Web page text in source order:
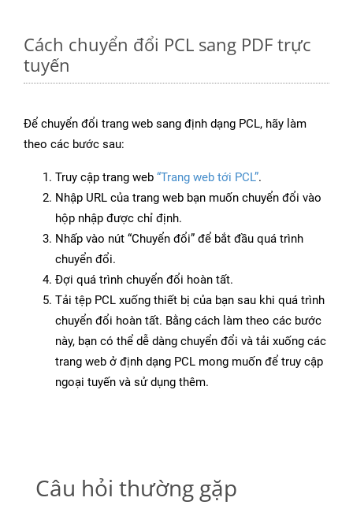
Cách chuyển đổi PCL sang PDF trực
tuyến
Để chuyển đổi trang web sang định dạng PCL, hãy làm
theo các bước sau:
Truy cập trang web “Trang web tới PCL”.
Nhập URL của trang web bạn muốn chuyển đổi vào
hộp nhập được chỉ định.
Nhấp vào nút “Chuyển đổi” để bắt đầu quá trình
chuyển đổi.
Đợi quá trình chuyển đổi hoàn tất.
Tải tệp PCL xuống thiết bị của bạn sau khi quá trình
chuyển đổi hoàn tất. Bằng cách làm theo các bước
này, bạn có thể dễ dàng chuyển đổi và tải xuống các
trang web ở định dạng PCL mong muốn để truy cập
ngoại tuyến và sử dụng thêm.
Câu hỏi thường gặp